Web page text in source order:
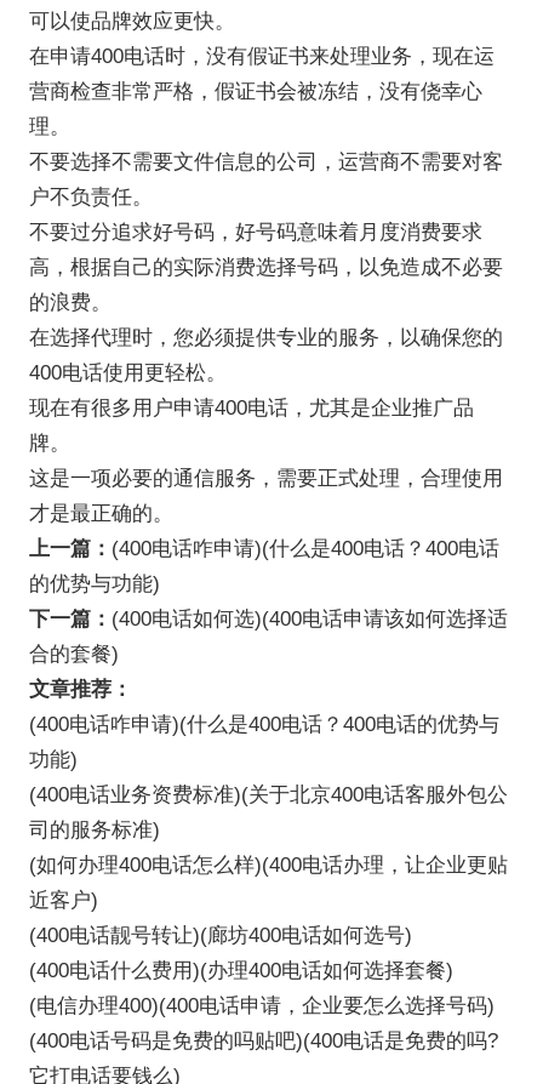
可以使品牌效应更快。
在申请400电话时，没有假证书来处理业务，现在运
营商检查非常严格，假证书会被冻结，没有侥幸心
理。
不要选择不需要文件信息的公司，运营商不需要对客
户不负责任。
不要过分追求好号码，好号码意味着月度消费要求
高，根据自己的实际消费选择号码，以免造成不必要
的浪费。
在选择代理时，您必须提供专业的服务，以确保您的
400电话使用更轻松。
现在有很多用户申请400电话，尤其是企业推广品
牌。
这是一项必要的通信服务，需要正式处理，合理使用
才是最正确的。
上一篇： (400电话咋申请)(什么是400电话？400电话
的优势与功能)
下一篇： (400电话如何选)(400电话申请该如何选择适
合的套餐)
文章推荐：
(400电话咋申请)(什么是400电话？400电话的优势与
功能)
(400电话业务资费标准)(关于北京400电话客服外包公
司的服务标准)
(如何办理400电话怎么样)(400电话办理，让企业更贴
近客户)
(400电话靓号转让)(廊坊400电话如何选号)
(400电话什么费用)(办理400电话如何选择套餐)
(电信办理400)(400电话申请，企业要怎么选择号码)
(400电话号码是免费的吗贴吧)(400电话是免费的吗?
它打电话要钱么)